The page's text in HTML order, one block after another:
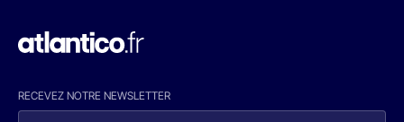
RECEVEZ NOTRE NEWSLETTER